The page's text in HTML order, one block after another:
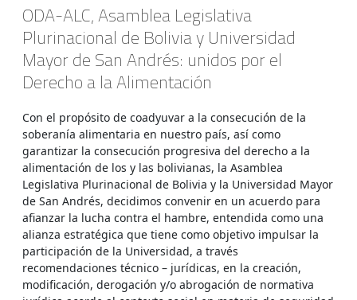
ODA-ALC, Asamblea Legislativa
Plurinacional de Bolivia y Universidad
Mayor de San Andrés: unidos por el
Derecho a la Alimentación
Con el propósito de coadyuvar a la consecución de la
soberanía alimentaria en nuestro país, así como
garantizar la consecución progresiva del derecho a la
alimentación de los y las bolivianas, la Asamblea
Legislativa Plurinacional de Bolivia y la Universidad Mayor
de San Andrés, decidimos convenir en un acuerdo para
afianzar la lucha contra el hambre, entendida como una
alianza estratégica que tiene como objetivo impulsar la
participación de la Universidad, a través
recomendaciones técnico – jurídicas, en la creación,
modificación, derogación y/o abrogación de normativa